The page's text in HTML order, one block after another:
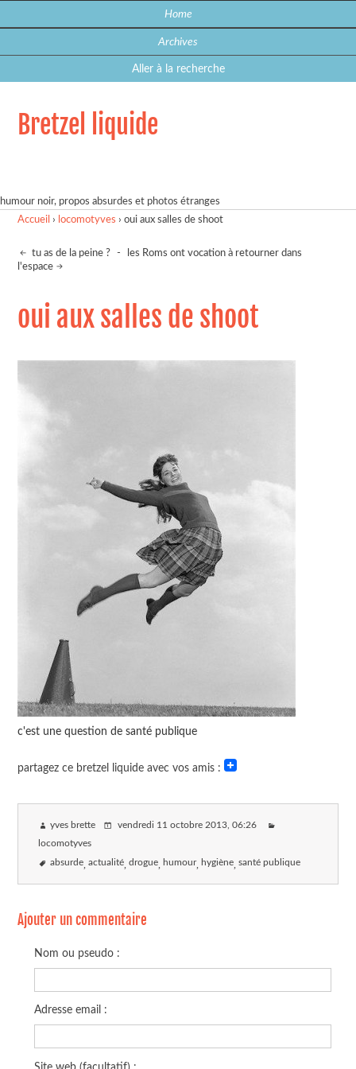
Home
Archives
Aller à la recherche
Bretzel liquide
humour noir, propos absurdes et photos étranges
Accueil › locomotyves ›oui aux salles de shoot
tu as de la peine ? -
les Roms ont vocation à retourner dans
l'espace
oui aux salles de shoot
c'est une question de santé publique
partagez ce bretzel liquide avec vos amis :
yves brette vendredi 11 octobre 2013, 06:26
locomotyves
absurde actualité drogue humour hygiène santé publique
Ajouter un commentaire
Nom ou pseudo :
Adresse email :